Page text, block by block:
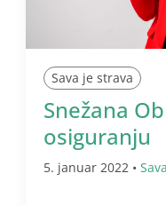
Sava je strava
Snežana
osiguranju
5. januar 2022 •